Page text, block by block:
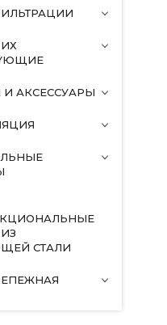
И АКСЕССУАРЫ
СТАЛИ